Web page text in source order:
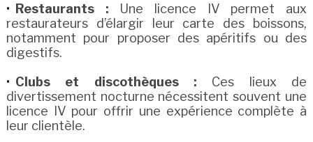
Restaurants : Une licence IV permet aux
restaurateurs d’élargir leur carte des boissons,
notamment pour proposer des apéritifs ou des
digestifs.
Clubs et discothèques : Ces lieux de
divertissement nocturne nécessitent souvent une
licence IV pour offrir une expérience complète à
leur clientèle.